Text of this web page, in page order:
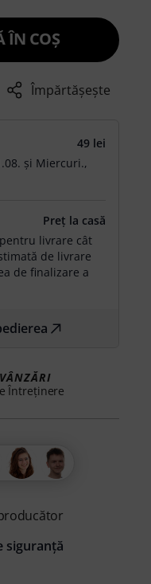
ÎN COŞ
Împărtășește
49 lei
și Miercuri.,
Preț la casă
pentru livrare cât
de livrare
de finalizare a
Întreţinere
siguranță